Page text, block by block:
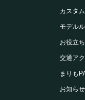
カスタ
モデル
お役立
交通ア
まりも
お知らせ